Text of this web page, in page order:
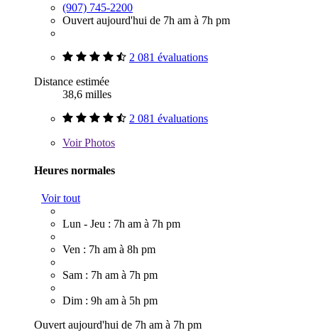
(907) 745-2200
Ouvert aujourd'hui de 7h am à 7h pm
2 081 évaluations
Distance estimée
38,6 milles
2 081 évaluations
VoirPhotos
Heures normales
Voir tout
Lun - Jeu : 7h am à 7h pm
Ven : 7h am à 8h pm
Sam : 7h am à 7h pm
Dim : 9h am à 5h pm
Ouvert aujourd'hui de 7h am à 7h pm